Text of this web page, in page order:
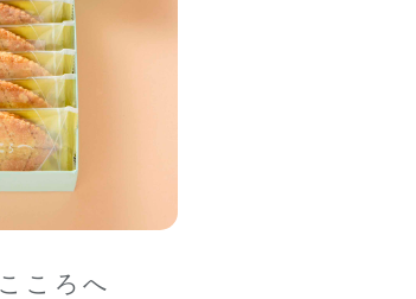
ころへ